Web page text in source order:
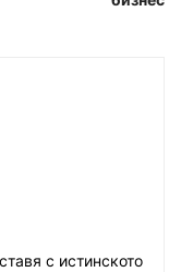
с истинското